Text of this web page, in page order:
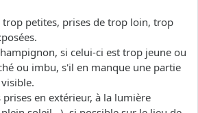
petites, prises de trop loin, trop
si celui-ci est trop jeune ou
ou imbu, s'il en manque une partie
en extérieur, à la lumière